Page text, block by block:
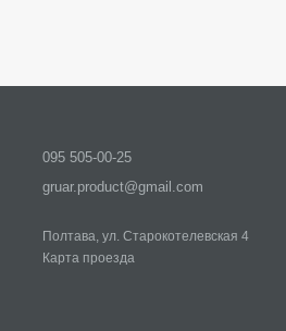
095 505-00-25
gruar.product@gmail.com
Полтава, ул. Старокотелевская 4
Карта проезда